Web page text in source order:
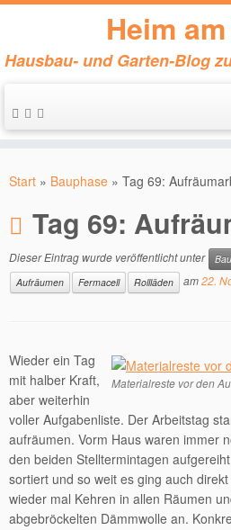
Inhalt
Heim
Hausbau- und Garten-Blog
Start » Bauphase » Tag 69:
Tag 69:
Dieser Eintrag wurde veröffentlicht unter
Aufräumen Fermacell Rollläden am22.
Materialreste vor den
Wieder ein Tag
mit halber Kraft,
aber weiterhin
voller Aufgabenliste. Der Arbeitstag
aufräumen. Vorm Haus waren immer
den beiden Stelltermintagen
sortiert und so weit es ging auch
wieder mal Kehren in allen Räumen
abgebröckelten Dämmwolle an.